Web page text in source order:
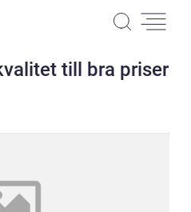
till bra priser